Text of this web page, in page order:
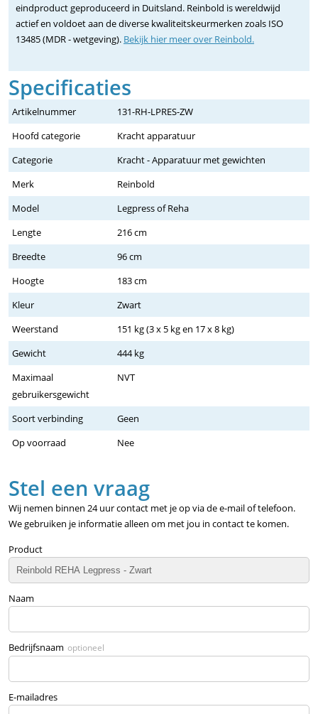
eindproduct geproduceerd in Duitsland. Reinbold is wereldwijd
actief en voldoet aan de diverse kwaliteitskeurmerken zoals ISO
13485 (MDR - wetgeving). Bekijk hier meer over Reinbold.
Specificaties
Artikelnummer
131-RH-LPRES-ZW
Hoofd categorie
Kracht apparatuur
Categorie
Kracht - Apparatuur met gewichten
Merk
Reinbold
Model
Legpress of Reha
Lengte
216 cm
Breedte
96 cm
Hoogte
183 cm
Kleur
Zwart
Weerstand
151 kg (3 x 5 kg en 17 x 8 kg)
Gewicht
444 kg
Maximaal
gebruikersgewicht
NVT
Soort verbinding
Geen
Op voorraad
Nee
Stel een vraag
Wij nemen binnen 24 uur contact met je op via de e-mail of telefoon.
We gebruiken je informatie alleen om met jou in contact te komen.
Product
Naam
Bedrijfsnaam optioneel
E-mailadres